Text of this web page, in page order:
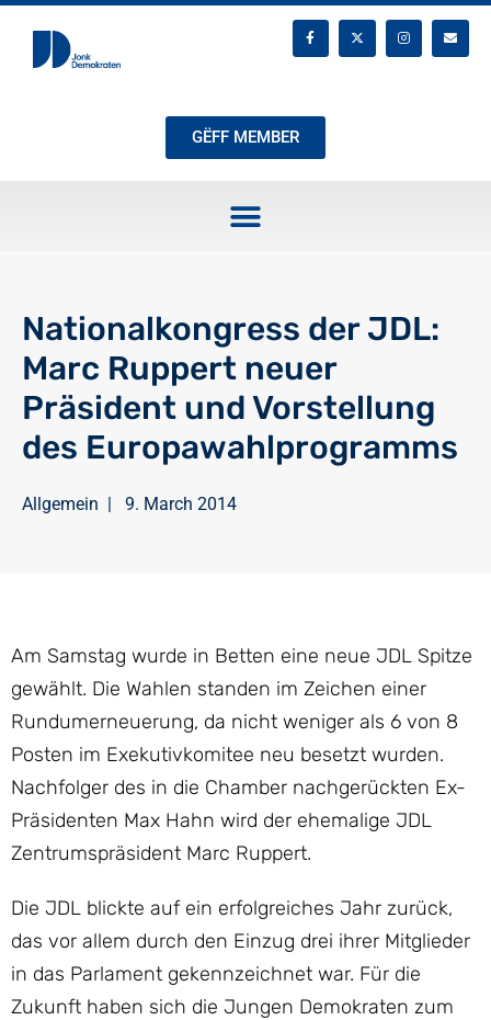
GËFF MEMBER
Nationalkongress der JDL:
Marc Ruppert neuer
Präsident und Vorstellung
des Europawahlprogramms
Allgemein | 9. March 2014
Am Samstag wurde in Betten eine neue JDL Spitze
gewählt. Die Wahlen standen im Zeichen einer
Rundumerneuerung, da nicht weniger als 6 von 8
Posten im Exekutivkomitee neu besetzt wurden.
Nachfolger des in die Chamber nachgerückten Ex-
Präsidenten Max Hahn wird der ehemalige JDL
Zentrumspräsident Marc Ruppert.
Die JDL blickte auf ein erfolgreiches Jahr zurück,
das vor allem durch den Einzug drei ihrer Mitglieder
in das Parlament gekennzeichnet war. Für die
Zukunft haben sich die Jungen Demokraten zum